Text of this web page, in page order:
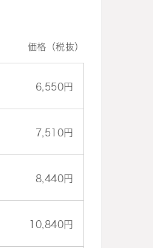
価格（税抜）
6,550円
7,510円
8,440円
10,840円